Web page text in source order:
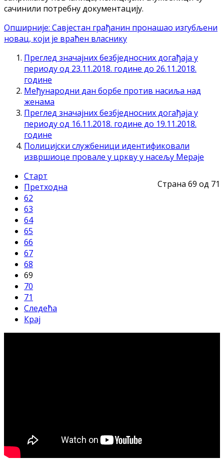
сачинили потребну документацију.
Опширније: Савјестан грађанин пронашао изгубљени
новац, који је враћен власнику
Преглед значајних безбједносних догађаја у
периоду од 23.11.2018. године до 26.11.2018.
године
Међународни дан борбе против насиља над
женама
Преглед значајних безбједносних догађаја у
периоду од 16.11.2018. године до 19.11.2018.
године
Полицијски службеници идентификовали
извршиоце провале у цркву у насељу Мераје
Страна 69 од 71
Старт
Претходна
62
63
64
65
66
67
68
69
70
71
Следећа
Крај